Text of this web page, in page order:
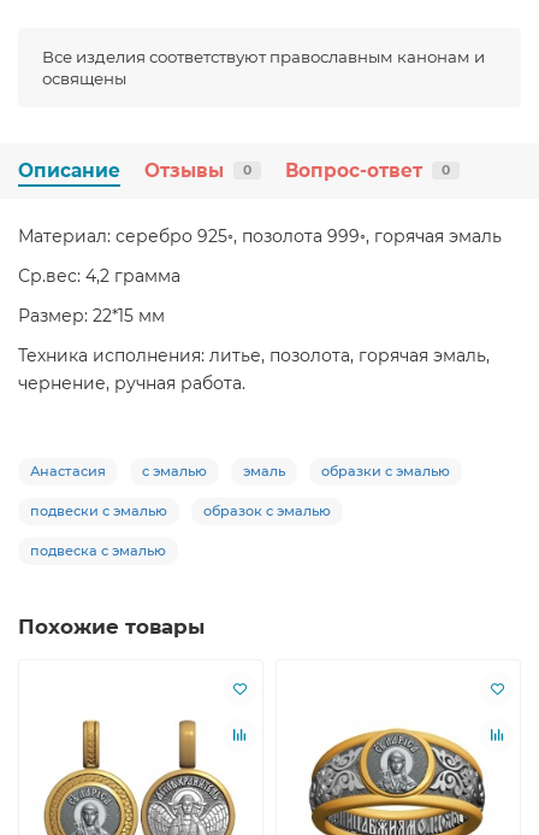
Все изделия соответствуют православным канонам и
освящены
Описание Отзывы 0 Вопрос-ответ 0
Материал: серебро 925◦, позолота 999◦, горячая эмаль
Ср.вес: 4,2 грамма
Размер: 22*15 мм
Техника исполнения: литье, позолота, горячая эмаль,
чернение, ручная работа.
Анастасия с эмалью эмаль образки с эмалью
подвески с эмалью образок с эмалью
подвеска с эмалью
Похожие товары